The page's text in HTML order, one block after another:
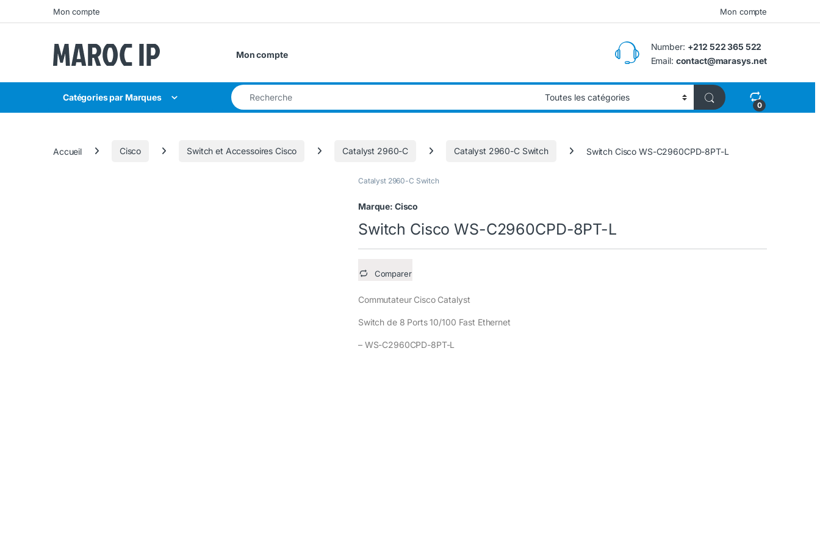
Skip to navigation
Skip to contentMon compte Mon compte
Mon compte
Number: +212 522 365 522
Email: contact@marasys.net
Catégories par Marques
Search for:
0
Accueil Cisco Switch et Accessoires Cisco Catalyst 2960-C Catalyst 2960-C Switch Switch Cisco WS-C2960CPD-8PT-L
Catalyst 2960-C Switch
Marque: Cisco
Switch Cisco WS-C2960CPD-8PT-L
Comparer
Commutateur Cisco Catalyst
Switch de 8 Ports 10/100 Fast Ethernet
– WS-C2960CPD-8PT-L